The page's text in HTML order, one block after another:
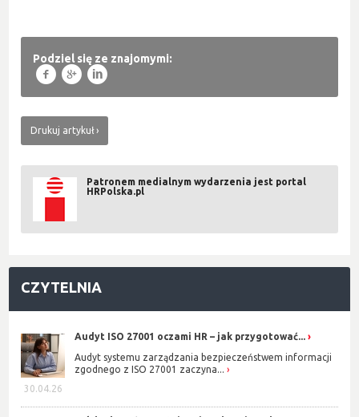
Podziel się ze znajomymi:
f g l
Drukuj artykuł
Patronem medialnym wydarzenia jest portal
HRPolska.pl
CZYTELNIA
30.04.26
Audyt ISO 27001 oczami HR – jak przygotować...
Audyt systemu zarządzania bezpieczeństwem informacji
zgodnego z ISO 27001 zaczyna...